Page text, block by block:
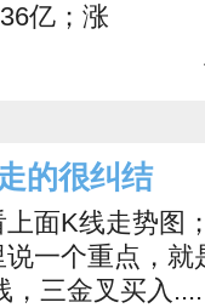
亿；涨
的很纠结
面K线走势图
一个重点，
，三金叉买入